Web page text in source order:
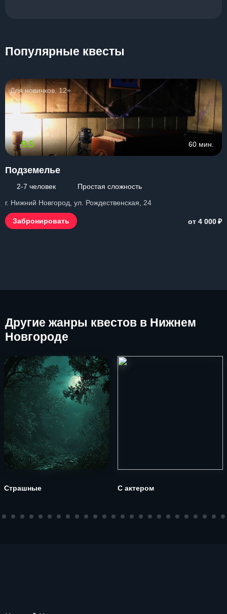
Популярные квесты
Для новичков, 12+
9.5 60 мин.
Подземелье
2-7 человек
Простая сложность
г. Нижний Новгород, ул. Рождественская, 24
Забронировать от 4 000₽
Другие жанры квестов в Нижнем
Новгороде
Страшные С актером